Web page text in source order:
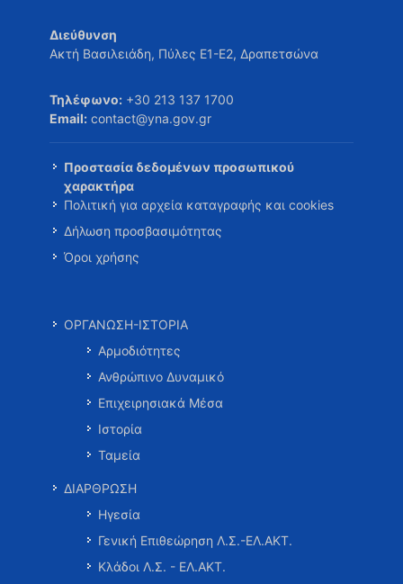
Διεύθυνση
Ακτή Βασιλειάδη, Πύλες Ε1-Ε2, Δραπετσώνα
Τηλέφωνο: +30 213 137 1700
Email: contact@yna.gov.gr
Προστασία δεδομένων προσωπικού
χαρακτήρα
Πολιτική για αρχεία καταγραφής και cookies
Δήλωση προσβασιμότητας
Όροι χρήσης
ΟΡΓΑΝΩΣΗ-ΙΣΤΟΡΙΑ
Αρμοδιότητες
Ανθρώπινο Δυναμικό
Επιχειρησιακά Μέσα
Ιστορία
Ταμεία
ΔΙΑΡΘΡΩΣΗ
Ηγεσία
Γενική Επιθεώρηση Λ.Σ.-ΕΛ.ΑΚΤ.
Κλάδοι Λ.Σ. - ΕΛ.ΑΚΤ.